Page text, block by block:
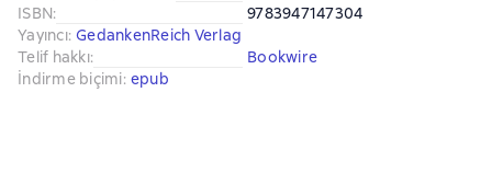
ISBN:
9783947147304
Yayıncı: GedankenReich Verlag
Telif hakkı:
Bookwire
İndirme biçimi: epub